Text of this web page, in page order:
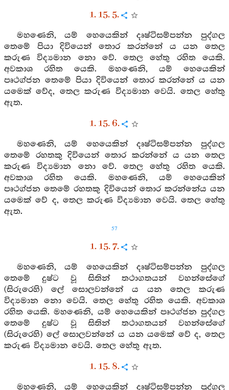
1. 15. 5.
මහණෙනි, යම් හෙයෙකින් දෘෂ්ටිසම්පන්න පුද්ගල
තෙමේ පියා දිවියෙන් තොර කරන්නේ ය යන තෙල
කරුණ විද්‍යමාන නො වේ. තෙල හේතු රහිත යෙකි.
අවකාශ රහිත යෙකි. මහණෙනි, යම් හෙයෙකින්
පෘථග්ජන තෙමේ පියා දිවියෙන් තොර කරන්නේ ය යන
යමෙක් වේද, තෙල කරුණ විද්‍යමාන වෙයි. තෙල හේතු
ඇත.
1. 15. 6.
මහණෙනි, යම් හෙයෙකින් දෘෂ්ටිසම්පන්න පුද්ගල
තෙමේ රහතකු දිවියෙන් තොර කරන්නේ ය යන තෙල
කරුණ විද්‍යමාන නො වේ. තෙල හේතු රහිත යෙකි.
අවකාශ රහිත යෙකි. මහණෙනි, යම් හෙයෙකින්
පෘථග්ජන තෙමේ රහතකු දිවියෙන් තොර කරන්නේය යන
යමෙක් වේ ද, තෙල කරුණ විද්‍යමාන වෙයි. තෙල හේතු
ඇත.
57
1. 15. 7.
මහණෙනි, යම් හෙයෙකින් දෘෂ්ටිසම්පන්න පුද්ගල
තෙමේ දුෂ්ට වූ සිතින් තථාගතයන් වහන්සේගේ
(සිරුරෙහි) ලේ සොලවන්නේ ය යන තෙල කරුණ
විද්‍යමාන නො වෙයි. තෙල හේතු රහිත යෙකි. අවකාශ
රහිත යෙකි. මහණෙනි, යම් හෙයෙකින් පෘථග්ජන පුද්ගල
තෙමේ දුෂ්ට වූ සිතින් තථාගතයන් වහන්සේගේ
(සිරුරෙහි) ලේ සොලවන්නේ ය යන යමෙක් වේ ද, තෙල
කරුණ විද්‍යමාන වෙයි. තෙල හේතු ඇත.
1. 15. 8.
මහණෙනි, යම් හෙයෙකින් දෘෂ්ටිසම්පන්න පුද්ගල